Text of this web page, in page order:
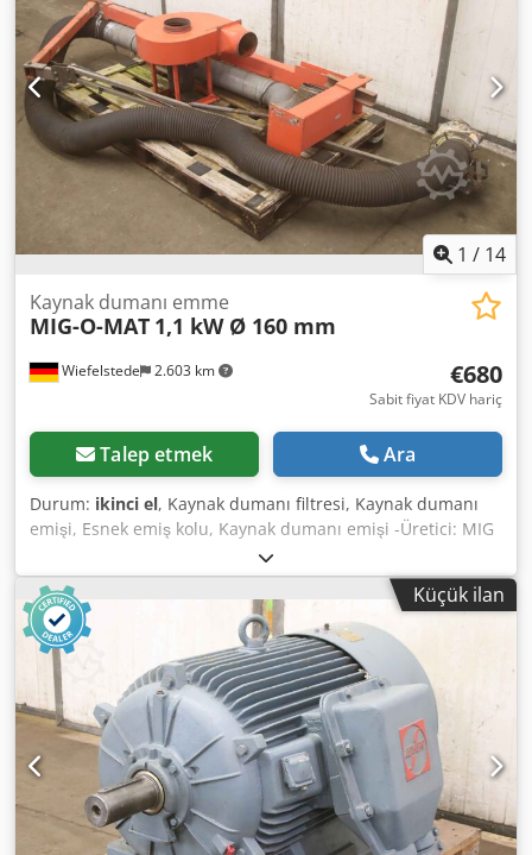
1 / 14
Wiefelstede 2.603 km
Kaynak dumanı emme
MIG-O-MAT 1,1 kW Ø 160 mm
€680
Sabit fiyat KDV hariç
Talep etmek Ara
Durum: ikinci el, Kaynak dumanı filtresi, Kaynak dumanı
emişi, Esnek emiş kolu, Kaynak dumanı emişi -Üretici: MIG
O MAT, Kaynak dumanı emme sistemi -Ekstraksiyon fanı:
Motor Elmot 1,1 kW -çıkarma kolu: uzunluk 5700 mm
Dcodpsk Aubqefx Agpek -boru: Ø 160 mm / iç Ø 145 mm,
fotoğraflara bakın -Taşıma boyutları: 2900/100/H470 mm -
Ağırlık: 165,5 kg
Küçük ilan